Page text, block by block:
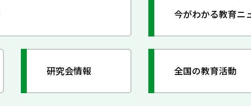
今がわかる教育ニ
研究会情報 全国の教育活動